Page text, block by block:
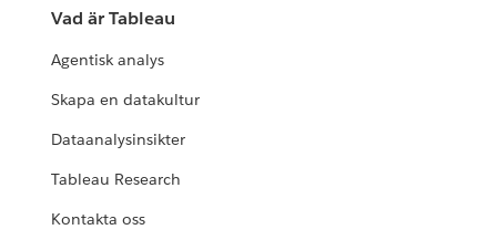
Vad är Tableau
Agentisk analys
Skapa en datakultur
Dataanalysinsikter
Tableau Research
Kontakta oss